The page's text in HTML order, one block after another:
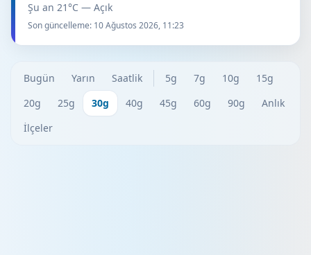
Şu an 21°C — Açık
Son güncelleme: 10 Ağustos 2026, 11:23
Bugün Yarın Saatlik 5g 7g 10g
15g
20g
25g 30g 40g 45g 60g 90g
Anlık
İlçeler